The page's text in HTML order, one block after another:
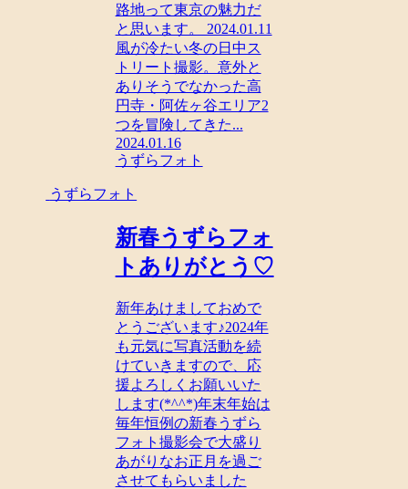
路地って東京の魅力だ
と思います。 2024.01.11
風が冷たい冬の日中ス
トリート撮影。意外と
ありそうでなかった高
円寺・阿佐ヶ谷エリア2
つを冒険してきた...
2024.01.16
うずらフォト
うずらフォト
新春うずらフォ
トありがとう♡
新年あけましておめで
とうございます♪2024年
も元気に写真活動を続
けていきますので、応
援よろしくお願いいた
します(*^^*)年末年始は
毎年恒例の新春うずら
フォト撮影会で大盛り
あがりなお正月を過ご
させてもらいました